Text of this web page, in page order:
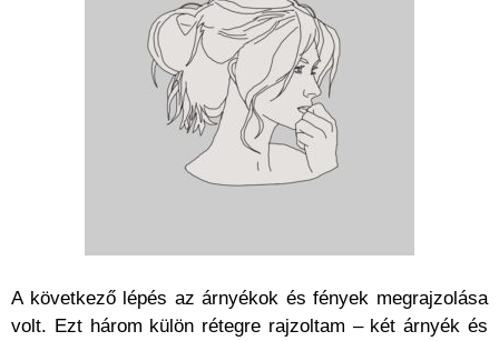
A következő lépés az árnyékok és fények megrajzolása
volt. Ezt három külön rétegre rajzoltam – két árnyék és